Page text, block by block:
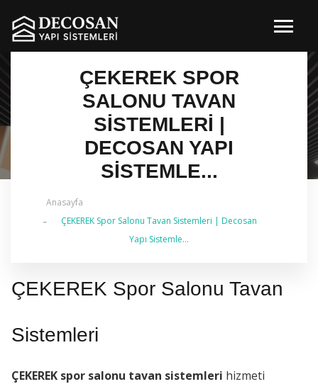
ÇEKEREK SPOR
SALONU TAVAN
SISTEMLERI |
DECOSAN YAPI
SISTEMLE...
Anasayfa
ÇEKEREK Spor Salonu Tavan Sistemleri | Decosan
Yapı Sistemle...
ÇEKEREK Spor Salonu Tavan
Sistemleri
ÇEKEREK spor salonu tavan sistemleri hizmeti